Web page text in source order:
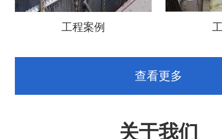
工程案例
查看更多
关于我们